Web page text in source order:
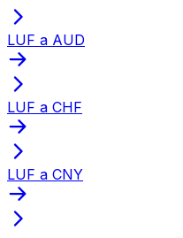
LUF a AUD
LUF a CHF
LUF a CNY